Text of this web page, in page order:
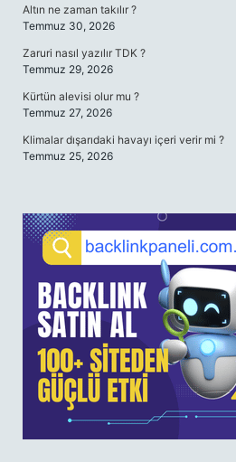
Altın ne zaman takılır ?
Temmuz 30, 2026
Zaruri nasıl yazılır TDK ?
Temmuz 29, 2026
Kürtün alevisi olur mu ?
Temmuz 27, 2026
Klimalar dışarıdaki havayı içeri verir mi ?
Temmuz 25, 2026